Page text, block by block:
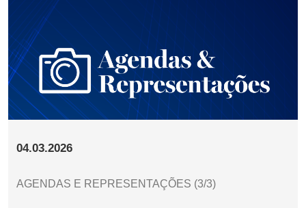
04.03.2026
AGENDAS E REPRESENTAÇÕES (3/3)